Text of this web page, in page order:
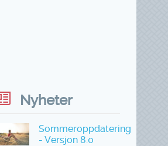
Nyheter
Sommeroppdatering
- Versjon 8.0